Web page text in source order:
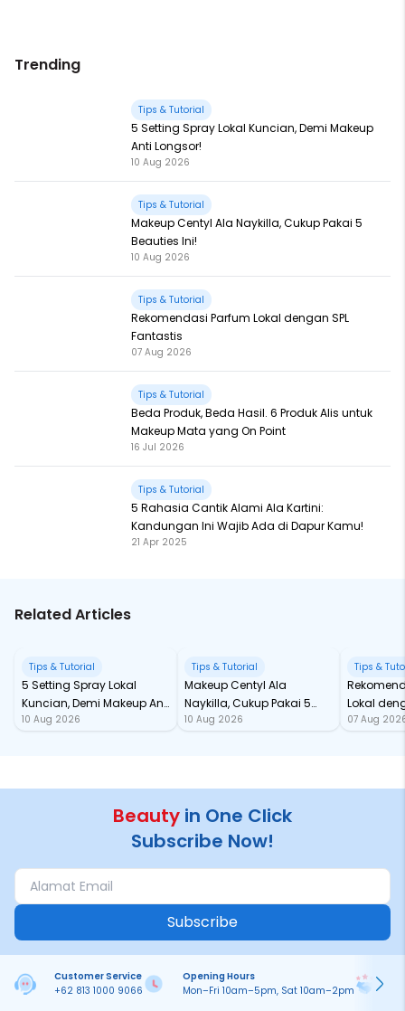
Trending
Tips & Tutorial
5 Setting Spray Lokal Kuncian, Demi Makeup
Anti Longsor!
10 Aug 2026
Tips & Tutorial
Makeup Centyl Ala Naykilla, Cukup Pakai 5
Beauties Ini!
10 Aug 2026
Tips & Tutorial
Rekomendasi Parfum Lokal dengan SPL
Fantastis
07 Aug 2026
Tips & Tutorial
Beda Produk, Beda Hasil. 6 Produk Alis untuk
Makeup Mata yang On Point
16 Jul 2026
Tips & Tutorial
5 Rahasia Cantik Alami Ala Kartini:
Kandungan Ini Wajib Ada di Dapur Kamu!
21 Apr 2025
Related Articles
Tips & Tutorial
5 Setting Spray Lokal
Kuncian, Demi Makeup Anti
Longsor!
10 Aug 2026
Tips & Tutorial
Makeup Centyl Ala
Naykilla, Cukup Pakai 5
Beauties Ini!
10 Aug 2026
Tips &
Lokal
Fantastis
07 Aug
Beauty in One Click
Subscribe Now!
Subscribe
Customer Service
+62 813 1000 9066
Opening Hours
Mon–Fri 10am–5pm, Sat 10am–2pm